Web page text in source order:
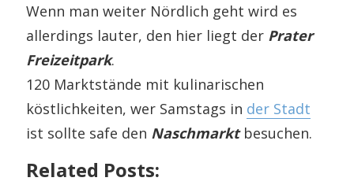
Wenn man weiter Nördlich geht wird es
allerdings lauter, den hier liegt der Prater
Freizeitpark.
120 Marktstände mit kulinarischen
köstlichkeiten, wer Samstags in der Stadt
ist sollte safe den Naschmarkt besuchen.
Related Posts: